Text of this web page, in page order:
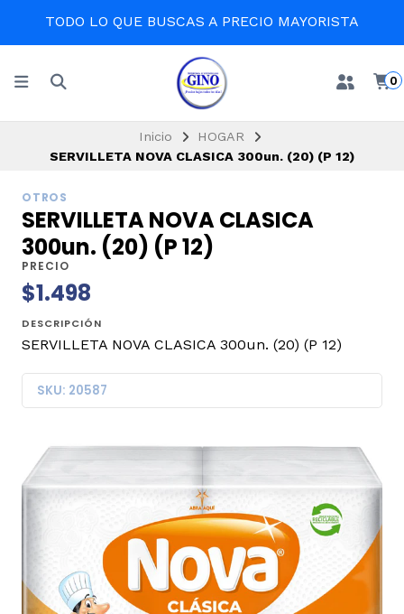
TODO LO QUE BUSCAS A PRECIO MAYORISTA
0
Inicio
HOGAR
SERVILLETA NOVA CLASICA 300un. (20) (P 12)
OTROS
SERVILLETA NOVA CLASICA
300un. (20) (P 12)
PRECIO
$1.498
DESCRIPCIÓN
SERVILLETA NOVA CLASICA 300un. (20) (P 12)
SKU: 20587